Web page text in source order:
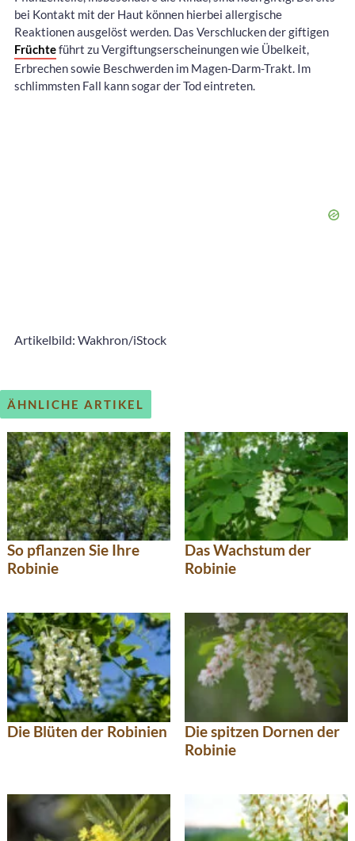
bei Kontakt mit der Haut können hierbei allergische
Reaktionen ausgelöst werden. Das Verschlucken der giftigen
Früchteführt zu Vergiftungserscheinungen wie Übelkeit,
Erbrechen sowie Beschwerden im Magen-Darm-Trakt. Im
schlimmsten Fall kann sogar der Tod eintreten.
Artikelbild: Wakhron/iStock
ÄHNLICHE ARTIKEL
So pflanzen Sie Ihre
Robinie
Das Wachstum der
Robinie
Die Blüten der Robinien
Die spitzen Dornen der
Robinie